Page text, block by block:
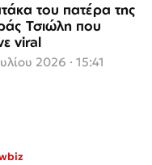
του πατέρα της
Τσιώλη που
viral
2026 · 15:41